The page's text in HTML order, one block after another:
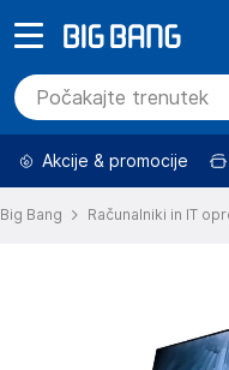
Akcije & promocije
Big Bang Računalniki in IT